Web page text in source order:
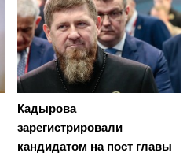
Кадырова
зарегистрировали
кандидатом на пост главы